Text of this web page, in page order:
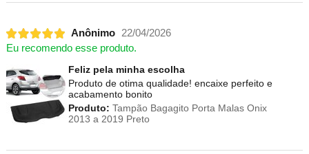
Anônimo 22/04/2026
Eu recomendo esse produto.
Feliz pela minha escolha
Produto de otima qualidade! encaixe perfeito e
acabamento bonito
Produto: Tampão Bagagito Porta Malas Onix
2013 a 2019 Preto